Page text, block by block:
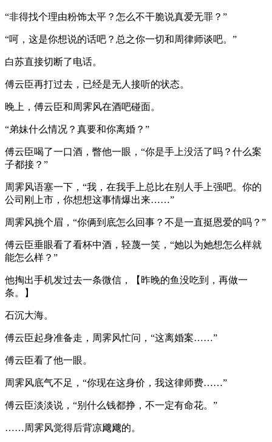
“非得找个理由粉饰太平？怎么不干脆说真爱无罪？”
“呵，这是你想说的话吧？总之你一切和周律师谈吧。”
白苏直接切断了电话。
傅云臣再打过去，已经是无人接听的状态。
晚上，傅云臣和周霁风在酒吧碰面。
“弟妹什么情况？真要和你离婚？”
傅云臣喝了一口酒，瞥他一眼，“你是手上没活了吗？什么案
子都接？”
周霁风语塞一下，“我，在我手上总比在别人手上强吧。你的
公司刚上市，你想想这事情爆出来……”
周霁风挑个眉，“你俩到底怎么回事？不是一直挺恩爱的吗？”
傅云臣垂眼看了看杯中酒，轻蔑一笑，“她以为她想怎么样就
能怎么样？”
他掏出手机发过去一条微信，【昨晚的鱼没吃到，再做一
条。】
石沉大海。
傅云臣起身准备走，周霁风忙问，“这离婚案……”
傅云臣看了他一眼。
周霁风底气不足，“你现在这身价，我这律师费……”
傅云臣淡淡说，“别什么钱都挣，不一定有命花。”
……周霁风觉得后背凉飕飕的。